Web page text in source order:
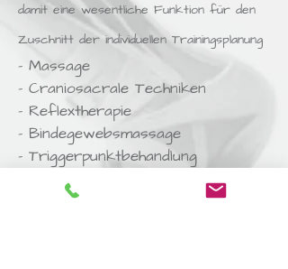
damit eine wesentliche Funktion für den
Zuschnitt der individuellen Trainingsplanung
- Massage
- Craniosacrale Techniken
- Reflextherapie
- Bindegewebsmassage
- Triggerpunktbehandlung
- Kinesiotaping
- Moorpackungen